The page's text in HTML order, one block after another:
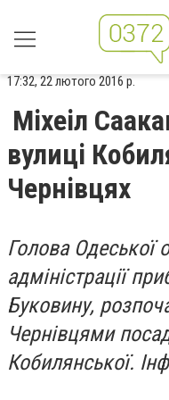
17:32, 22 лютого 2016 р.
Міхеіл
вулиці
Чернівцях
Голова Одеської
адміністрації
Буковину,
Чернівцями
Кобилянської.